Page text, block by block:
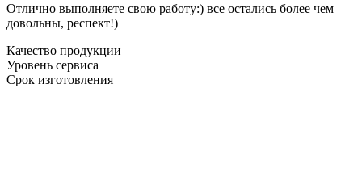
Отлично выполняете свою работу:) все остались более чем
довольны, респект!)
Качество продукции
Уровень сервиса
Срок изготовления